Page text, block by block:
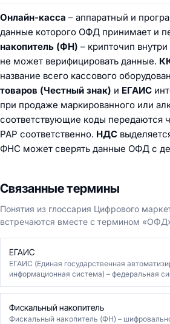
Онлайн-касса – аппаратный и
данные которого ОФД принимает и
накопитель (ФН) – крипточип
не может верифицировать данные.
название всего кассового
товаров (Честный знак) и ЕГАИС
при продаже маркированного или
соответствующие коды передаются
РАР соответственно. НДС
ФНС может сверять данные ОФД с
Связанные термины
Понятия из глоссария Цифрового
встречаются вместе с термином
ЕГАИС
ЕГАИС (Единая государственная
информационная система) – федеральная
Фискальный накопитель
Фискальный накопитель (ФН) –